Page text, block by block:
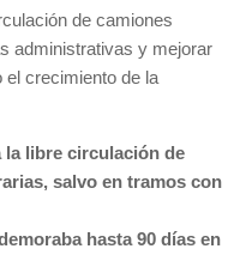
de camiones
administrativas y mejorar
el crecimiento de la
la libre circulación de
salvo en tramos con
hasta 90 días en